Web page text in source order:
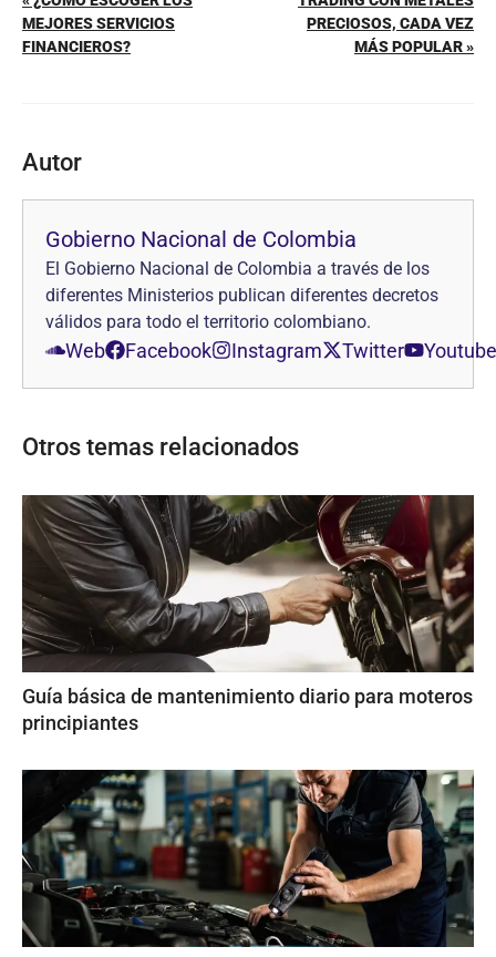
MEJORES SERVICIOS
FINANCIEROS?
PRECIOSOS, CADA VEZ
MÁS POPULAR »
Autor
Gobierno Nacional de Colombia
El Gobierno Nacional de Colombia a través de los
diferentes Ministerios publican diferentes decretos
válidos para todo el territorio colombiano.
Web Facebook Instagram Twitter Youtube
Otros temas relacionados
Guía básica de mantenimiento diario para moteros
principiantes